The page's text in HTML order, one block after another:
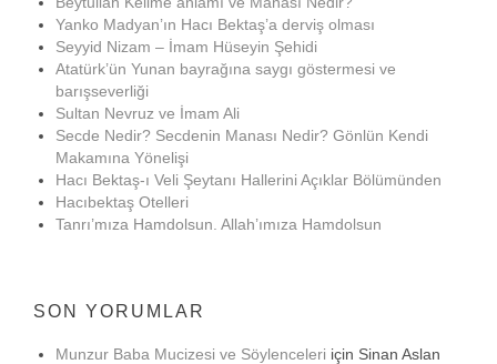
Yanko Madyan’ın Hacı Bektaş’a derviş olması
Seyyid Nizam – İmam Hüseyin Şehidi
Atatürk’ün Yunan bayrağına saygı göstermesi ve
barışseverliği
Sultan Nevruz ve İmam Ali
Secde Nedir? Secdenin Manası Nedir? Gönlün Kendi
Makamına Yönelişi
Hacı Bektaş-ı Veli Şeytanı Hallerini Açıklar Bölümünden
Hacıbektaş Otelleri
Tanrı’mıza Hamdolsun. Allah’ımıza Hamdolsun
SON YORUMLAR
Munzur Baba Mucizesi ve Söylenceleri için Sinan Aslan